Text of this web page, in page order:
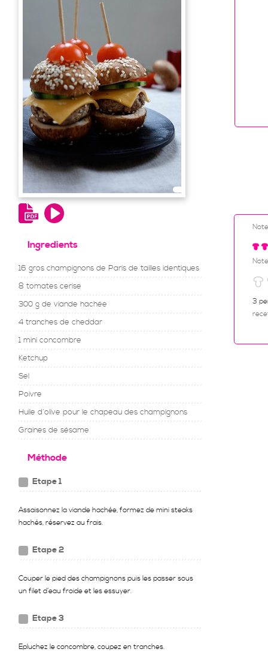
Ingredients
16 gros champignons de Paris de tailles identiques
8 tomates cerise
300 g de viande hachée
4 tranches de cheddar
1 mini concombre
Ketchup
Sel
Poivre
Huile d’olive pour le chapeau des champignons
Graines de sésame
Méthode
Etape 1
Assaisonnez la viande hachée, formez de mini steaks
hachés, réservez au frais.
Etape 2
Couper le pied des champignons puis les passer sous
un filet d’eau froide et les essuyer.
Etape 3
Epluchez le concombre, coupez en tranches.
3